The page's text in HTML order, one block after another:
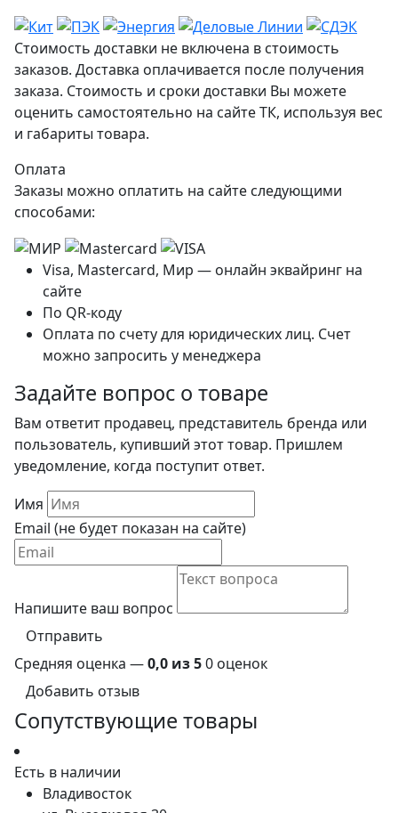
Стоимость доставки не включена в стоимость
заказов. Доставка оплачивается после получения
заказа. Стоимость и сроки доставки Вы можете
оценить самостоятельно на сайте ТК, используя вес
и габариты товара.
Оплата
Заказы можно оплатить на сайте следующими
способами:
Visa, Mastercard, Мир — онлайн эквайринг на
сайте
По QR-коду
Оплата по счету для юридических лиц. Счет
можно запросить у менеджера
Задайте вопрос о товаре
Вам ответит продавец, представитель бренда или
пользователь, купивший этот товар. Пришлем
уведомление, когда поступит ответ.
Имя
Email (не будет показан на сайте)
Напишите ваш вопрос
Отправить
Средняя оценка —0,0 из 50 оценок
Добавить отзыв
Сопутствующие товары
Есть в наличии
Владивосток